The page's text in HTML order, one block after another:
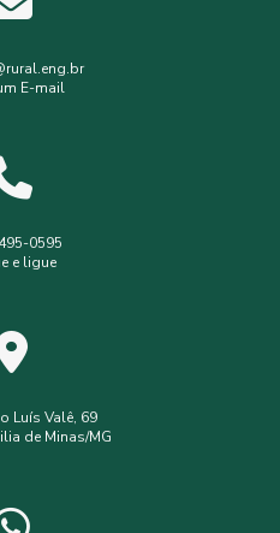
cadastral
drone
de solo interpretação
E-mail
0595
e ligue
Luís Valê, 69
de Minas/MG